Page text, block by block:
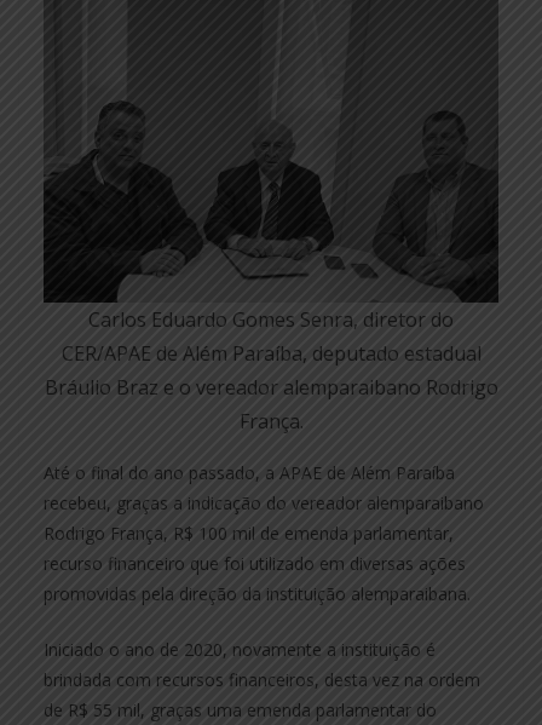
Carlos Eduardo Gomes Senra, diretor do
CER/APAE de Além Paraíba, deputado estadual
Bráulio Braz e o vereador alemparaibano Rodrigo
França.
Até o final do ano passado, a APAE de Além Paraíba
recebeu, graças a indicação do vereador alemparaibano
Rodrigo França, R$ 100 mil de emenda parlamentar,
recurso financeiro que foi utilizado em diversas ações
promovidas pela direção da instituição alemparaibana.
Iniciado o ano de 2020, novamente a instituição é
brindada com recursos financeiros, desta vez na ordem
de R$ 55 mil, graças uma emenda parlamentar do